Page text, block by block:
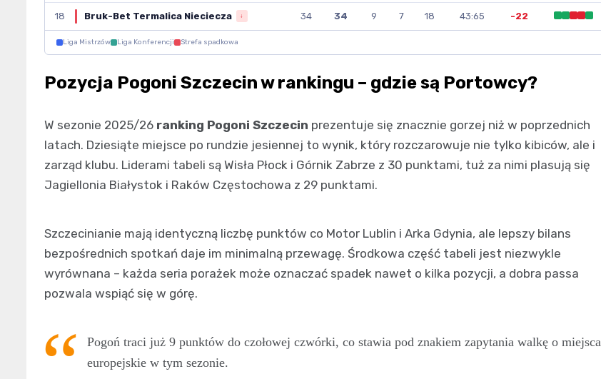
18 Bruk-Bet Termalica Nieciecza ↓ 34 34 9 7 18 43:65 -22
Liga Mistrzów Liga Konferencji Strefa spadkowa
Pozycja Pogoni Szczecin w rankingu – gdzie są Portowcy?
W sezonie 2025/26 ranking Pogoni Szczecin prezentuje się znacznie gorzej niż w poprzednich
latach. Dziesiąte miejsce po rundzie jesiennej to wynik, który rozczarowuje nie tylko kibiców, ale i
zarząd klubu. Liderami tabeli są Wisła Płock i Górnik Zabrze z 30 punktami, tuż za nimi plasują się
Jagiellonia Białystok i Raków Częstochowa z 29 punktami.
Szczecinianie mają identyczną liczbę punktów co Motor Lublin i Arka Gdynia, ale lepszy bilans
bezpośrednich spotkań daje im minimalną przewagę. Środkowa część tabeli jest niezwykle
wyrównana – każda seria porażek może oznaczać spadek nawet o kilka pozycji, a dobra passa
pozwala wspiąć się w górę.
Pogoń traci już 9 punktów do czołowej czwórki, co stawia pod znakiem zapytania walkę o miejsca
europejskie w tym sezonie.